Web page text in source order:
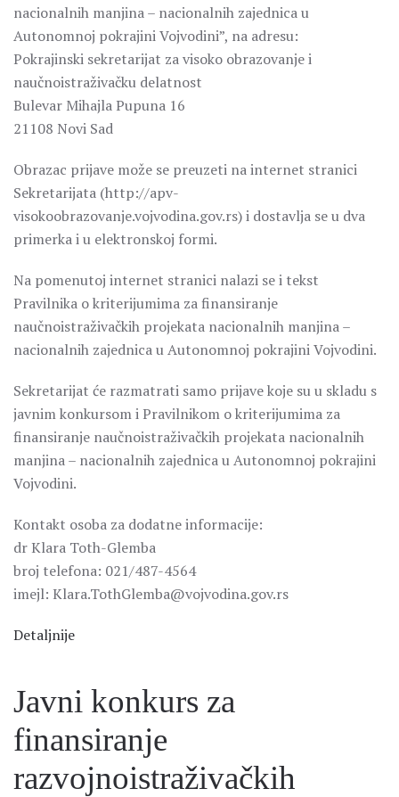
nacionalnih manjina – nacionalnih zajednica u
Autonomnoj pokrajini Vojvodini”, na adresu:
Pokrajinski sekretarijat za visoko obrazovanje i
naučnoistraživačku delatnost
Bulevar Mihajla Pupuna 16
21108 Novi Sad
Obrazac prijave može se preuzeti na internet stranici
Sekretarijata (http://apv-
visokoobrazovanje.vojvodina.gov.rs) i dostavlja se u dva
primerka i u elektronskoj formi.
Na pomenutoj internet stranici nalazi se i tekst
Pravilnika o kriterijumima za finansiranje
naučnoistraživačkih projekata nacionalnih manjina –
nacionalnih zajednica u Autonomnoj pokrajini Vojvodini.
Sekretarijat će razmatrati samo prijave koje su u skladu s
javnim konkursom i Pravilnikom o kriterijumima za
finansiranje naučnoistraživačkih projekata nacionalnih
manjina – nacionalnih zajednica u Autonomnoj pokrajini
Vojvodini.
Kontakt osoba za dodatne informacije:
dr Klara Toth-Glemba
broj telefona: 021/487-4564
imejl: Klara.TothGlemba@vojvodina.gov.rs
Detaljnije
Javni konkurs za
finansiranje
razvojnoistraživačkih